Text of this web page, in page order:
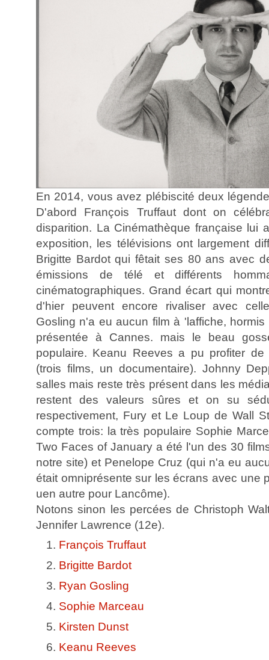
En 2014, vous avez plébiscité deux
D'abord François Truffaut dont on
disparition. La Cinémathèque française lui
exposition, les télévisions ont largement
Brigitte Bardot qui fêtait ses 80 ans avec
émissions de télé et différents
cinématographiques. Grand écart qui
d'hier peuvent encore rivaliser avec
Gosling n'a eu aucun film à 'laffiche,
présentée à Cannes. mais le beau
populaire. Keanu Reeves a pu profiter
(trois films, un documentaire). Johnny
salles mais reste très présent dans les
restent des valeurs sûres et on su
respectivement, Fury et Le Loup de Wall
compte trois: la très populaire Sophie
Two Faces of January a été l'un des 30
notre site) et Penelope Cruz (qui n'a eu
était omniprésente sur les écrans avec une
uen autre pour Lancôme).
Notons sinon les percées de Christoph
Jennifer Lawrence (12e).
François Truffaut
Brigitte Bardot
Ryan Gosling
Sophie Marceau
Kirsten Dunst
Keanu Reeves